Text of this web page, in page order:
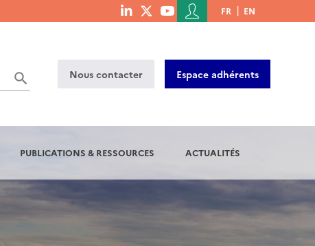
menu
Menu
du
de
l'utilisateur
FR EN
Nous contacter Espace adhérents
PUBLICATIONS & RESSOURCES ACTUALITÉS